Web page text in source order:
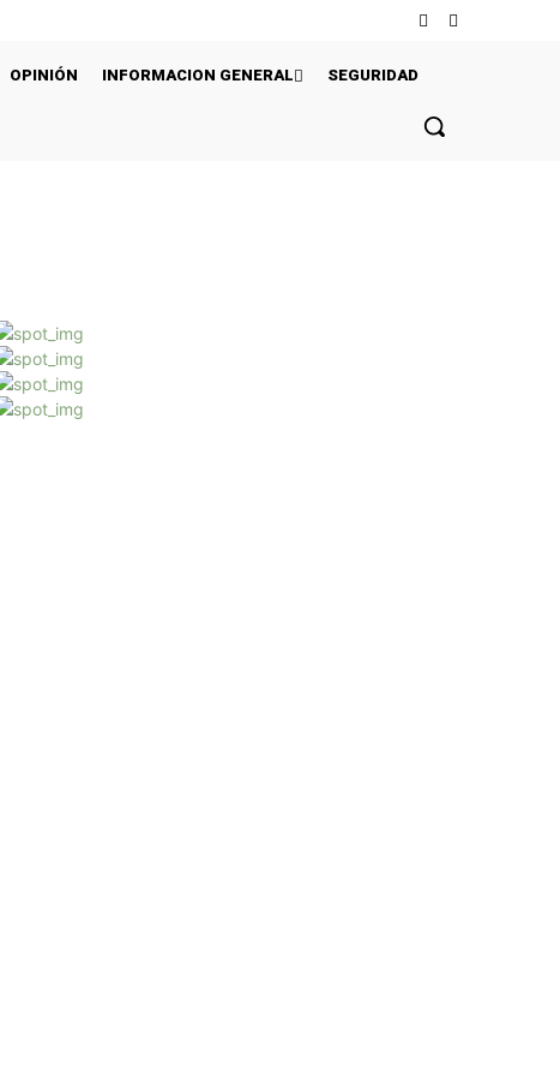
OPINIÓN INFORMACION GENERAL SEGURIDAD